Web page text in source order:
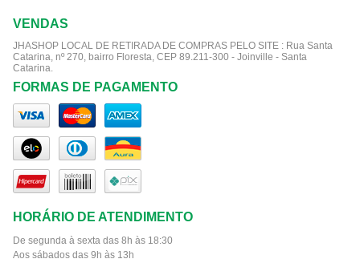
VENDAS
JHASHOP LOCAL DE RETIRADA DE COMPRAS PELO SITE : Rua Santa
Catarina, nº 270, bairro Floresta, CEP 89.211-300 - Joinville - Santa
Catarina.
FORMAS DE PAGAMENTO
HORÁRIO DE ATENDIMENTO
De segunda à sexta das 8h às 18:30
Aos sábados das 9h às 13h